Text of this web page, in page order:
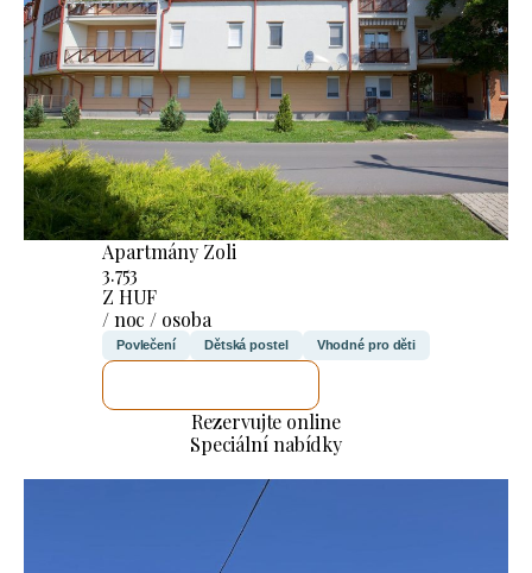
Apartmány Zoli
3.753
Z HUF
/ noc / osoba
Povlečení Dětská postel Vhodné pro děti
Rezervujte online
Speciální nabídky